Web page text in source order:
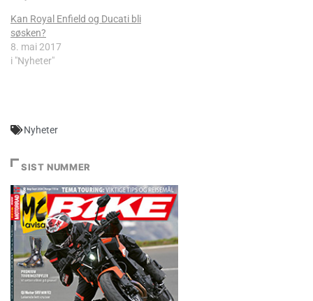
Kan Royal Enfield og Ducati bli
søsken?
8. mai 2017
i "Nyheter"
Nyheter
SIST NUMMER